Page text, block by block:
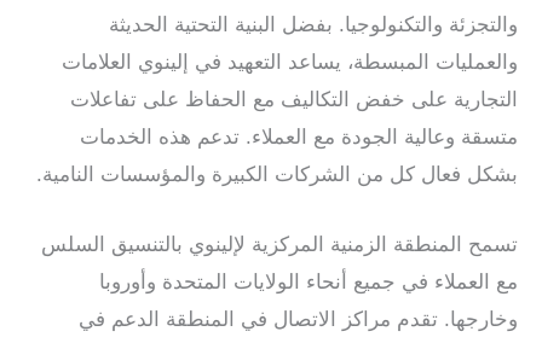
والتجزئة والتكنولوجيا. بفضل البنية التحتية الحديثة
والعمليات المبسطة، يساعد التعهيد في إلينوي العلامات
التجارية على خفض التكاليف مع الحفاظ على تفاعلات
متسقة وعالية الجودة مع العملاء. تدعم هذه الخدمات
بشكل فعال كل من الشركات الكبيرة والمؤسسات النامية.
تسمح المنطقة الزمنية المركزية لإلينوي بالتنسيق السلس
مع العملاء في جميع أنحاء الولايات المتحدة وأوروبا
وخارجها. تقدم مراكز الاتصال في المنطقة الدعم في